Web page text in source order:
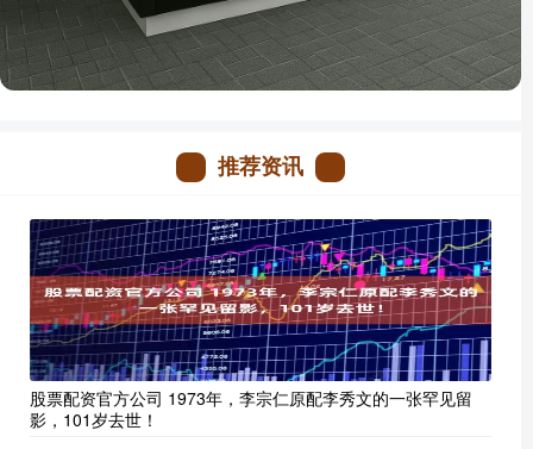
推荐资讯
股票配资官方公司 1973年，李宗仁原配李秀文的一张罕见留
影，101岁去世！